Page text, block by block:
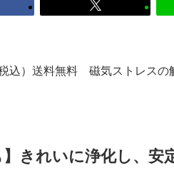
込）送料無料 磁気ストレスの
】きれいに浄化し、安